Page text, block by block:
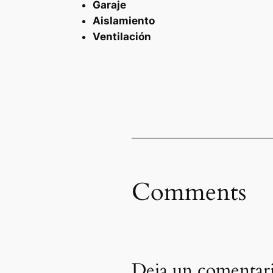
Garaje
Aislamiento
Ventilación
Comments